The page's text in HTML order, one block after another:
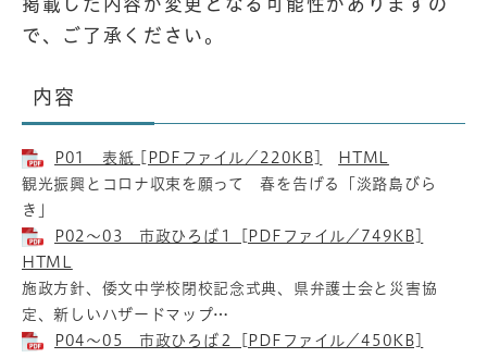
掲載した内容が変更となる可能性がありますの
で、ご了承ください。
内容
P01 表紙 [PDFファイル／220KB]
HTML
観光振興とコロナ収束を願って 春を告げる「淡路島びら
き」
P02～03 市政ひろば１ [PDFファイル／749KB]
HTML
施政方針、倭文中学校閉校記念式典、県弁護士会と災害協
定、新しいハザードマップ…
P04～05 市政ひろば２ [PDFファイル／450KB]